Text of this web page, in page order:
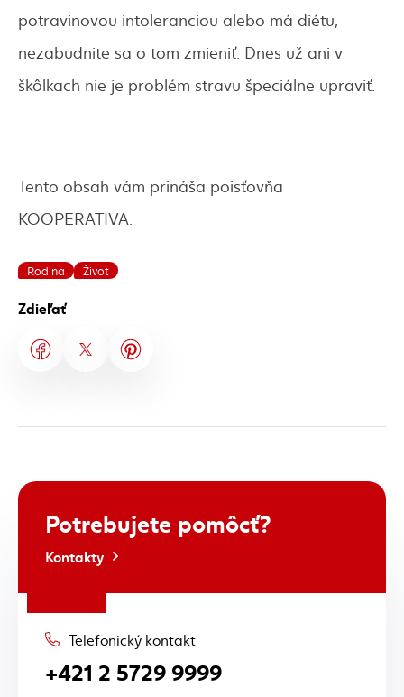
Zdieľať
potravinovou intoleranciou alebo má diétu,
nezabudnite sa o tom zmieniť. Dnes už ani v
škôlkach nie je problém stravu špeciálne upraviť.
Tento obsah vám prináša poisťovňa
KOOPERATIVA.
Rodina Život
Potrebujete pomôcť?
Kontakty
Telefonický kontakt
+421 2 5729 9999